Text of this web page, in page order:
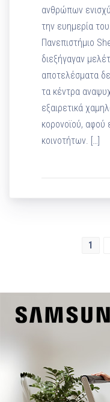
ανθρώπων
την ευημερία
Πανεπιστήμιο
διεξήγαγαν
αποτελέσματα
τα κέντρα
εξαιρετικά
κορονοϊού, αφού
κοινοτήτων. […]
1